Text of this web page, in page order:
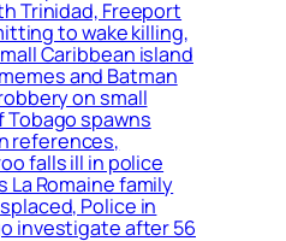
Trinidad, Freeport
to wake killing,
Caribbean island
and Batman
on small
Tobago spawns
references,
falls ill in police
La Romaine family
Police in
investigate after 56